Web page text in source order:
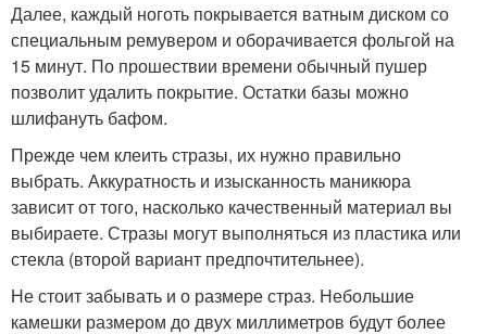
Далее, каждый ноготь покрывается ватным диском со
специальным ремувером и оборачивается фольгой на
15 минут. По прошествии времени обычный пушер
позволит удалить покрытие. Остатки базы можно
шлифануть бафом.
Прежде чем клеить стразы, их нужно правильно
выбрать. Аккуратность и изысканность маникюра
зависит от того, насколько качественный материал вы
выбираете. Стразы могут выполняться из пластика или
стекла (второй вариант предпочтительнее).
Не стоит забывать и о размере страз. Небольшие
камешки размером до двух миллиметров будут более